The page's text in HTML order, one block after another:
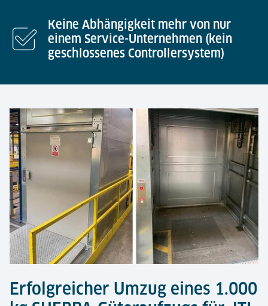
Keine Abhängigkeit mehr von nur
einem Service-Unternehmen (kein
geschlossenes Controllersystem)
Erfolgreicher Umzug eines 1.000